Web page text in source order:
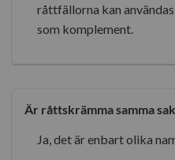
råttfällorna kan
som komplement.
Är råttskrämma samma
Ja, det är enbart olika